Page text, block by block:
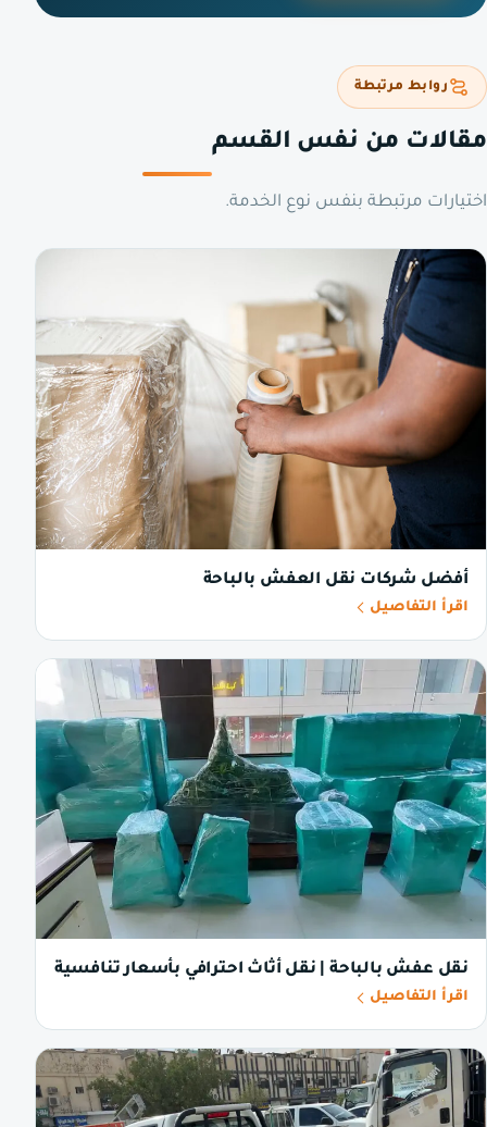
روابط مرتبطة
مقالات من نفس القسم
اختيارات مرتبطة بنفس نوع الخدمة.
أفضل شركات نقل العفش بالباحة
اقرأ التفاصيل
نقل عفش بالباحة | نقل أثاث احترافي بأسعار تنافسية
اقرأ التفاصيل